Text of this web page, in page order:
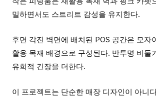
밀하면서도 스트리트 감성을 유지한다.
후면 각진 벽면에 배치된 POS 공간은 모자
활용 목재 배경으로 구성된다. 반투명 비둘
유희적 긴장을 더한다.
이 프로젝트는 단순한 매장 디자인이 아니